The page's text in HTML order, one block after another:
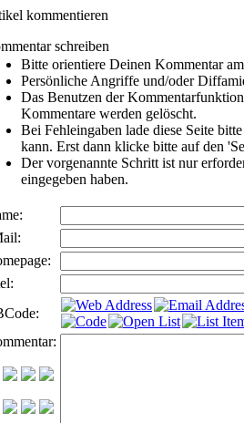
kommentieren
schreiben
Bitte orientiere Deinen Kommentar
Persönliche Angriffe und/oder
Das Benutzen der
Kommentare werden gelöscht.
Bei Fehleingaben lade diese Seite
kann. Erst dann klicke bitte auf den
Der vorgenannte Schritt ist nur
eingegeben haben.